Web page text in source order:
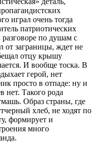
играл очень тогда
патриотических
разговоре по душам с
от заграницы, ждет не
отцу крышу
И вообще тоска. В
герой, нет
просто в отпаде: ну и
нет. Такого рода
Образ страны, где
хлеб, не ходят по
формирует и
много